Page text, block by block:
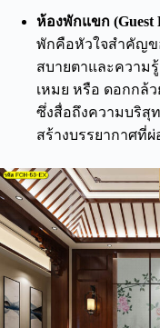
ห้องพักแขก (Guest
พักคือหัวใจสำคัญข
สบายตาและความ
เหมย หรือ ดอกกล้
ซึ่งสื่อถึงความบริสุ
สร้างบรรยากาศที่